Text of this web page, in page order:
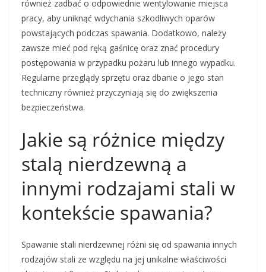
również zadbać o odpowiednie wentylowanie miejsca
pracy, aby uniknąć wdychania szkodliwych oparów
powstających podczas spawania. Dodatkowo, należy
zawsze mieć pod ręką gaśnicę oraz znać procedury
postępowania w przypadku pożaru lub innego wypadku.
Regularne przeglądy sprzętu oraz dbanie o jego stan
techniczny również przyczyniają się do zwiększenia
bezpieczeństwa.
Jakie są różnice między
stalą nierdzewną a
innymi rodzajami stali w
kontekście spawania?
Spawanie stali nierdzewnej różni się od spawania innych
rodzajów stali ze względu na jej unikalne właściwości